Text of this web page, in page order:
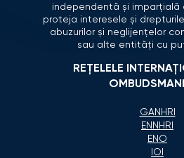
independentă și imparțială
proteja interesele și
abuzurilor și neglijențelor
sau alte entități cu
REȚELELE
GANHRI
ENNHRI
ENO
IOI